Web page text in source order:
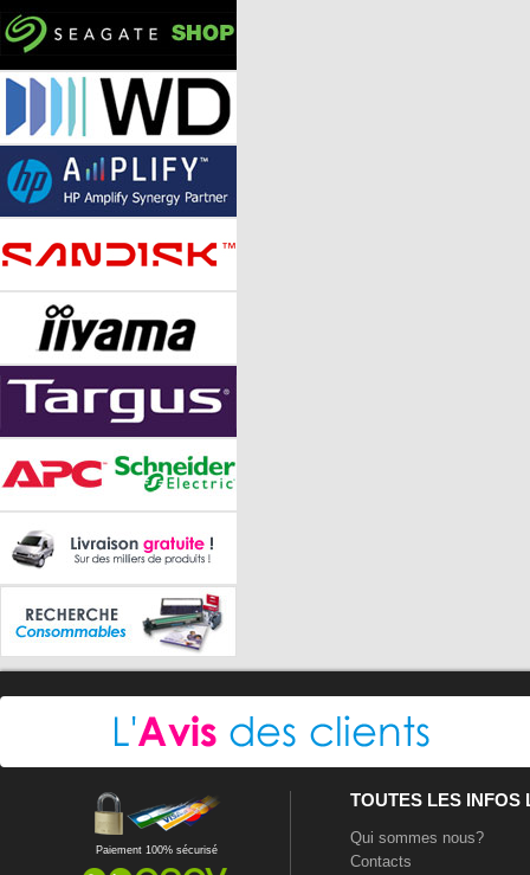
Paiement 100% sécurisé
TOUTES LES INFOS
Qui sommes nous?
Contacts